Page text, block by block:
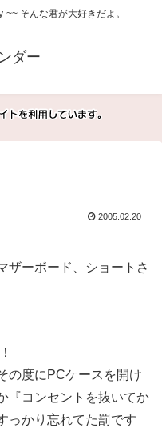
そんな君が大好きだよ。
ダー
2005.02.20
ザーボード、ショートさ
の度にPCケースを開け
『コンセントを抜いてか
っかり忘れてた罰です